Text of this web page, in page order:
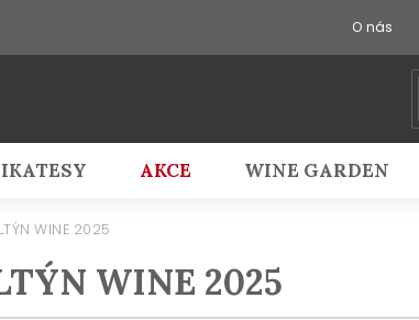
O nás
AKCE WINE GARDEN
WINE 2025
WINE 2025